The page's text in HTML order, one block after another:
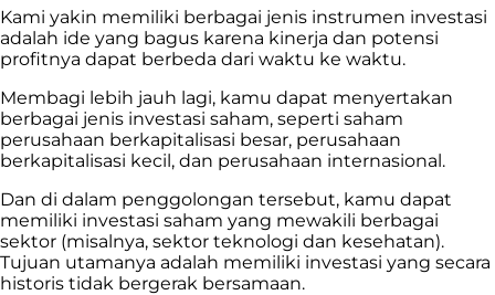
Kami yakin memiliki berbagai jenis instrumen investasi
adalah ide yang bagus karena kinerja dan potensi
profitnya dapat berbeda dari waktu ke waktu.
Membagi lebih jauh lagi, kamu dapat menyertakan
berbagai jenis investasi saham, seperti saham
perusahaan berkapitalisasi besar, perusahaan
berkapitalisasi kecil, dan perusahaan internasional.
Dan di dalam penggolongan tersebut, kamu dapat
memiliki investasi saham yang mewakili berbagai
sektor (misalnya, sektor teknologi dan kesehatan).
Tujuan utamanya adalah memiliki investasi yang secara
historis tidak bergerak bersamaan.